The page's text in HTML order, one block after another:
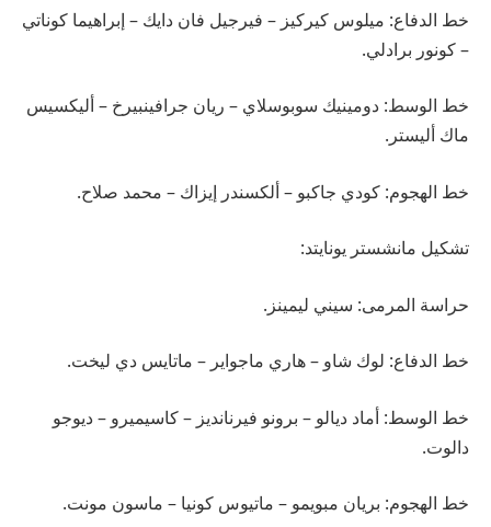
خط الدفاع: ميلوس كيركيز – فيرجيل فان دايك – إبراهيما كوناتي
– كونور برادلي.
خط الوسط: دومينيك سوبوسلاي – ريان جرافينبيرخ – أليكسيس
ماك أليستر.
خط الهجوم: كودي جاكبو – ألكسندر إيزاك – محمد صلاح.
تشكيل مانشستر يونايتد:
حراسة المرمى: سيني ليمينز.
خط الدفاع: لوك شاو – هاري ماجواير – ماتايس دي ليخت.
خط الوسط: أماد ديالو – برونو فيرنانديز – كاسيميرو – ديوجو
دالوت.
خط الهجوم: بريان مبويمو – ماتيوس كونيا – ماسون مونت.